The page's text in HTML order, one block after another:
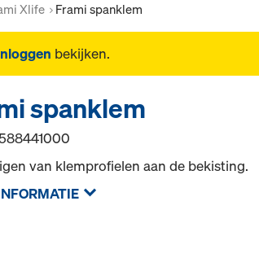
Xlife Frami spanklem
bekijken.
spanklem
van klemprofielen aan de bekisting.